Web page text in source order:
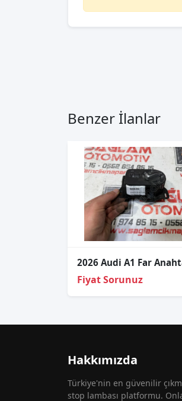
Benzer İlanlar
2026 Audi A1 Far
Fiyat Sorunuz
Hakkımızda
Türkiye'nin en güvenilir
stop lambası platformu.